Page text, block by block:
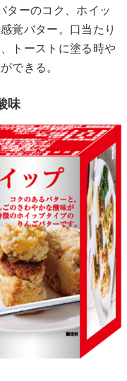
ターのコク、ホイッ
覚バター。口当たり
トーストに塗る時や
できる。
味